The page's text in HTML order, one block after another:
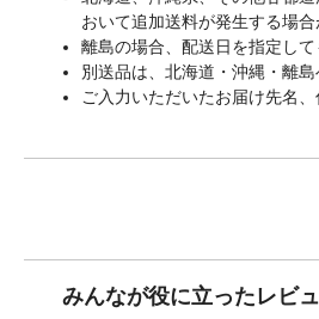
おいて追加送料が発生する場合
離島の場合、配送日を指定し
別送品は、北海道・沖縄・離島
ご入力いただいたお届け先名
みんなが役に立ったレビ